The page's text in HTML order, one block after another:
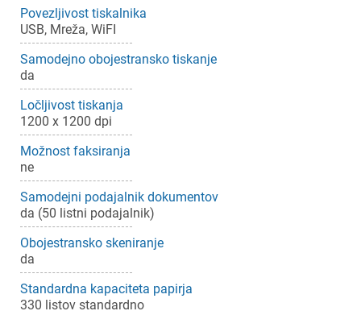
Povezljivost tiskalnika
USB, Mreža, WiFI
Samodejno obojestransko tiskanje
da
Ločljivost tiskanja
1200 x 1200 dpi
Možnost faksiranja
ne
Samodejni podajalnik dokumentov
da (50 listni podajalnik)
Obojestransko skeniranje
da
Standardna kapaciteta papirja
330 listov standardno